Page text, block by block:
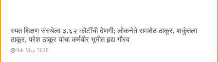
रयत शिक्षण संस्थेला ३.६२ कोटींची देणगी; लोकनेते रामशेठ ठाकूर, शकुंतला
ठाकूर, परेश ठाकूर यांचा कर्मवीर भूमीत हृद्य गौरव
9th May 2026